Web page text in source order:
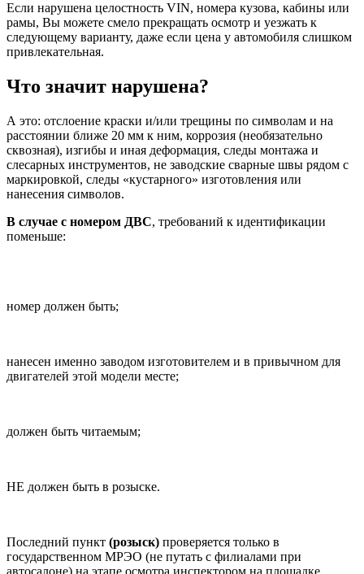
Если нарушена целостность VIN, номера кузова, кабины или
рамы, Вы можете смело прекращать осмотр и уезжать к
следующему варианту, даже если цена у автомобиля слишком
привлекательная.
Что значит нарушена?
А это: отслоение краски и/или трещины по символам и на
расстоянии ближе 20 мм к ним, коррозия (необязательно
сквозная), изгибы и иная деформация, следы монтажа и
слесарных инструментов, не заводские сварные швы рядом с
маркировкой, следы «кустарного» изготовления или
нанесения символов.
В случае с номером ДВС, требований к идентификации
поменьше:
номер должен быть;
нанесен именно заводом изготовителем и в привычном для
двигателей этой модели месте;
должен быть читаемым;
НЕ должен быть в розыске.
Последний пункт (розыск) проверяется только в
государственном МРЭО (не путать с филиалами при